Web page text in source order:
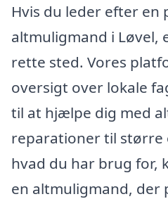
Hvis du leder efter en
altmuligmand i Løvel,
rette sted. Vores
oversigt over lokale
til at hjælpe dig med
reparationer til større
hvad du har brug for,
en altmuligmand, der